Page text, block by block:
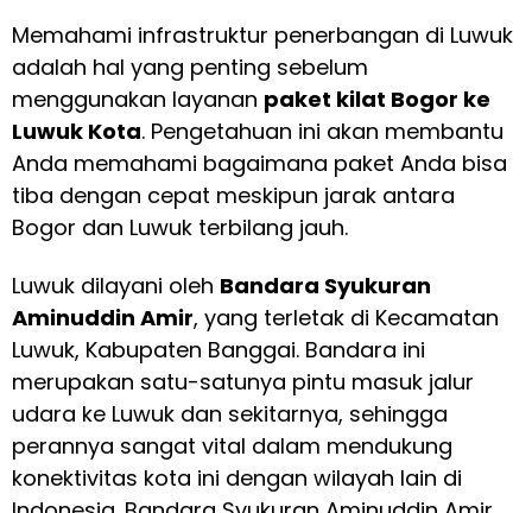
Memahami infrastruktur penerbangan di Luwuk
adalah hal yang penting sebelum
menggunakan layanan paket kilat Bogor ke
Luwuk Kota. Pengetahuan ini akan membantu
Anda memahami bagaimana paket Anda bisa
tiba dengan cepat meskipun jarak antara
Bogor dan Luwuk terbilang jauh.
Luwuk dilayani oleh Bandara Syukuran
Aminuddin Amir, yang terletak di Kecamatan
Luwuk, Kabupaten Banggai. Bandara ini
merupakan satu-satunya pintu masuk jalur
udara ke Luwuk dan sekitarnya, sehingga
perannya sangat vital dalam mendukung
konektivitas kota ini dengan wilayah lain di